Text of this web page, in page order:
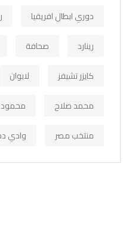
دوري ابطال افريقيا
رينارد
صحافة
كايزر تشيفز
لابوان
محمد صلاح
محمود
منتخب مصر
وادي